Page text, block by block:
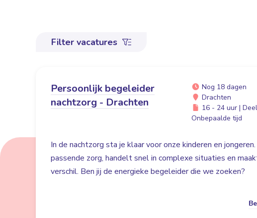
Filter vacatures
Persoonlijk begeleider
nachtzorg - Drachten
Nog 18 dagen
Drachten
16 - 24 uur |
Onbepaalde tijd
In de nachtzorg sta je klaar voor onze kinderen en
passende zorg, handelt snel in complexe situaties en
verschil. Ben jij de energieke begeleider die we zoeken?